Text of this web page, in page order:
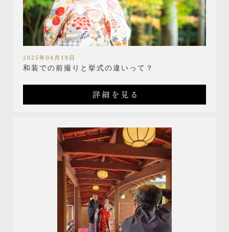
2025年04月19日
和装での前撮りと挙式の違いって？